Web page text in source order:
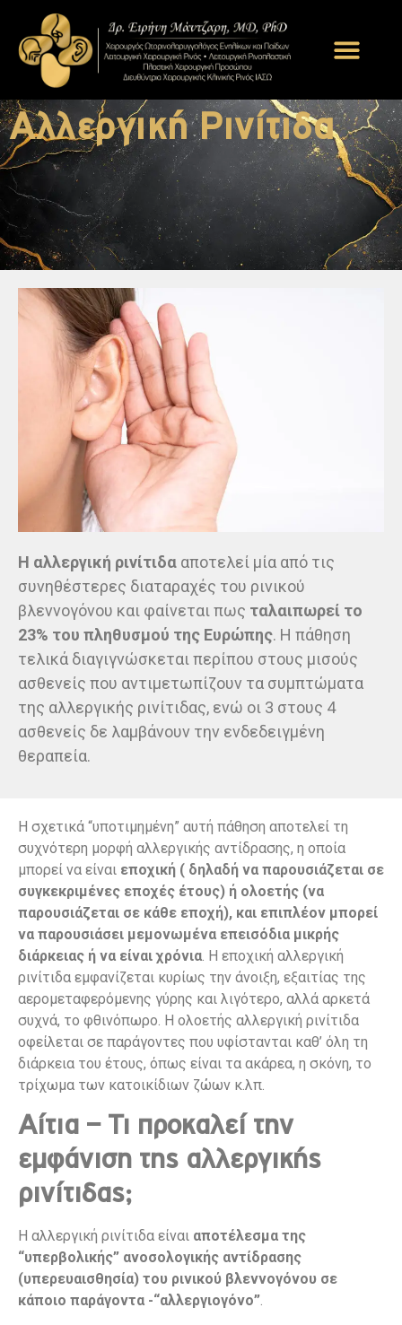
Αλλεργική Ρινίτιδα
Η αλλεργική ρινίτιδα αποτελεί μία από τις
συνηθέστερες διαταραχές του ρινικού
βλεννογόνου και φαίνεται πως ταλαιπωρεί το
23% του πληθυσμού της Ευρώπης. Η πάθηση
τελικά διαγιγνώσκεται περίπου στους μισούς
ασθενείς που αντιμετωπίζουν τα συμπτώματα
της αλλεργικής ρινίτιδας, ενώ οι 3 στους 4
ασθενείς δε λαμβάνουν την ενδεδειγμένη
θεραπεία.
Η σχετικά “υποτιμημένη” αυτή πάθηση αποτελεί τη
συχνότερη μορφή αλλεργικής αντίδρασης, η οποία
μπορεί να είναι εποχική ( δηλαδή να παρουσιάζεται σε
συγκεκριμένες εποχές έτους) ή ολοετής (να
παρουσιάζεται σε κάθε εποχή), και επιπλέον μπορεί
να παρουσιάσει μεμονωμένα επεισόδια μικρής
διάρκειας ή να είναι χρόνια. Η εποχική αλλεργική
ρινίτιδα εμφανίζεται κυρίως την άνοιξη, εξαιτίας της
αερομεταφερόμενης γύρης και λιγότερο, αλλά αρκετά
συχνά, το φθινόπωρο. Η ολοετής αλλεργική ρινίτιδα
οφείλεται σε παράγοντες που υφίστανται καθ’ όλη τη
διάρκεια του έτους, όπως είναι τα ακάρεα, η σκόνη, το
τρίχωμα των κατοικίδιων ζώων κ.λπ.
Αίτια – Τι προκαλεί την
εμφάνιση της αλλεργικής
ρινίτιδας;
Η αλλεργική ρινίτιδα είναι αποτέλεσμα της
“υπερβολικής” ανοσολογικής αντίδρασης
(υπερευαισθησία) του ρινικού βλεννογόνου σε
κάποιο παράγοντα -“αλλεργιογόνο”.